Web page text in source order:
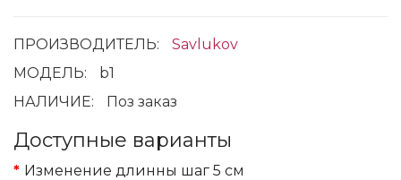
ПРОИЗВОДИТЕЛЬ:
Savlukov
МОДЕЛЬ:
b1
НАЛИЧИЕ:
Поз заказ
Доступные варианты
Изменение длинны шаг 5 см